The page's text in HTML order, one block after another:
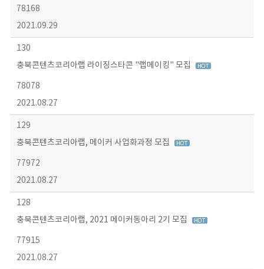
78168
2021.09.29
130
충북콘텐츠코리아랩 라이징스타콘 "랩메이킹" 모집
78078
2021.08.27
129
충북콘텐츠코리아랩, 메이커 사업화과정 모집
77972
2021.08.27
128
충북콘텐츠코리아랩, 2021 메이커동아리 2기 모집
77915
2021.08.27